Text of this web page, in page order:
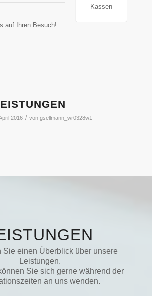
auf Ihren Besuch!
Kassen
2016 / von gsellmann_wr0328w1
Sie einen Überblick über unsere
Leistungen.
Sie sich gerne während der
an uns wenden.